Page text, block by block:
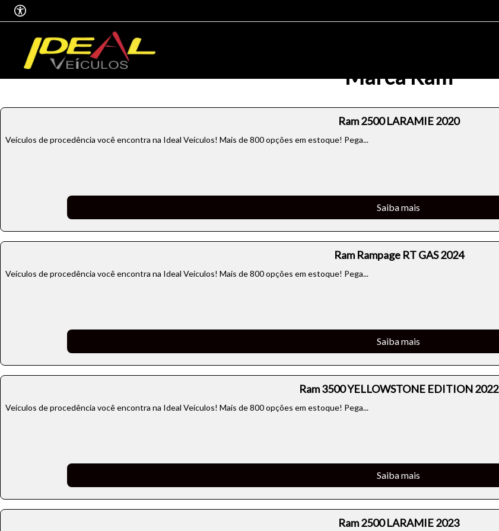
Marca Ram
Ram 2500 LARAMIE 2020
Veículos de procedência você encontra na Ideal Veículos! Mais de 800 opções em estoque! Pega...
Saiba mais
Ram Rampage RT GAS 2024
Veículos de procedência você encontra na Ideal Veículos! Mais de 800 opções em estoque! Pega...
Saiba mais
Ram 3500 YELLOWSTONE EDITION 2022
Veículos de procedência você encontra na Ideal Veículos! Mais de 800 opções em estoque! Pega...
Saiba mais
Ram 2500 LARAMIE 2023